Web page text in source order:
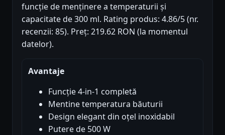
funcție de menținere a temperaturii și
capacitate de 300 ml. Rating produs: 4.86/5 (nr.
recenzii: 85). Preț: 219.62 RON (la momentul
datelor).
Avantaje
Funcție 4-in-1 completă
Mentine temperatura băuturii
Design elegant din oțel inoxidabil
Putere de 500 W